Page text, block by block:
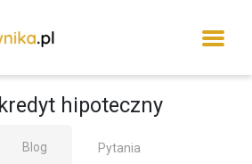
kredyt hipoteczny
Blog Pytania